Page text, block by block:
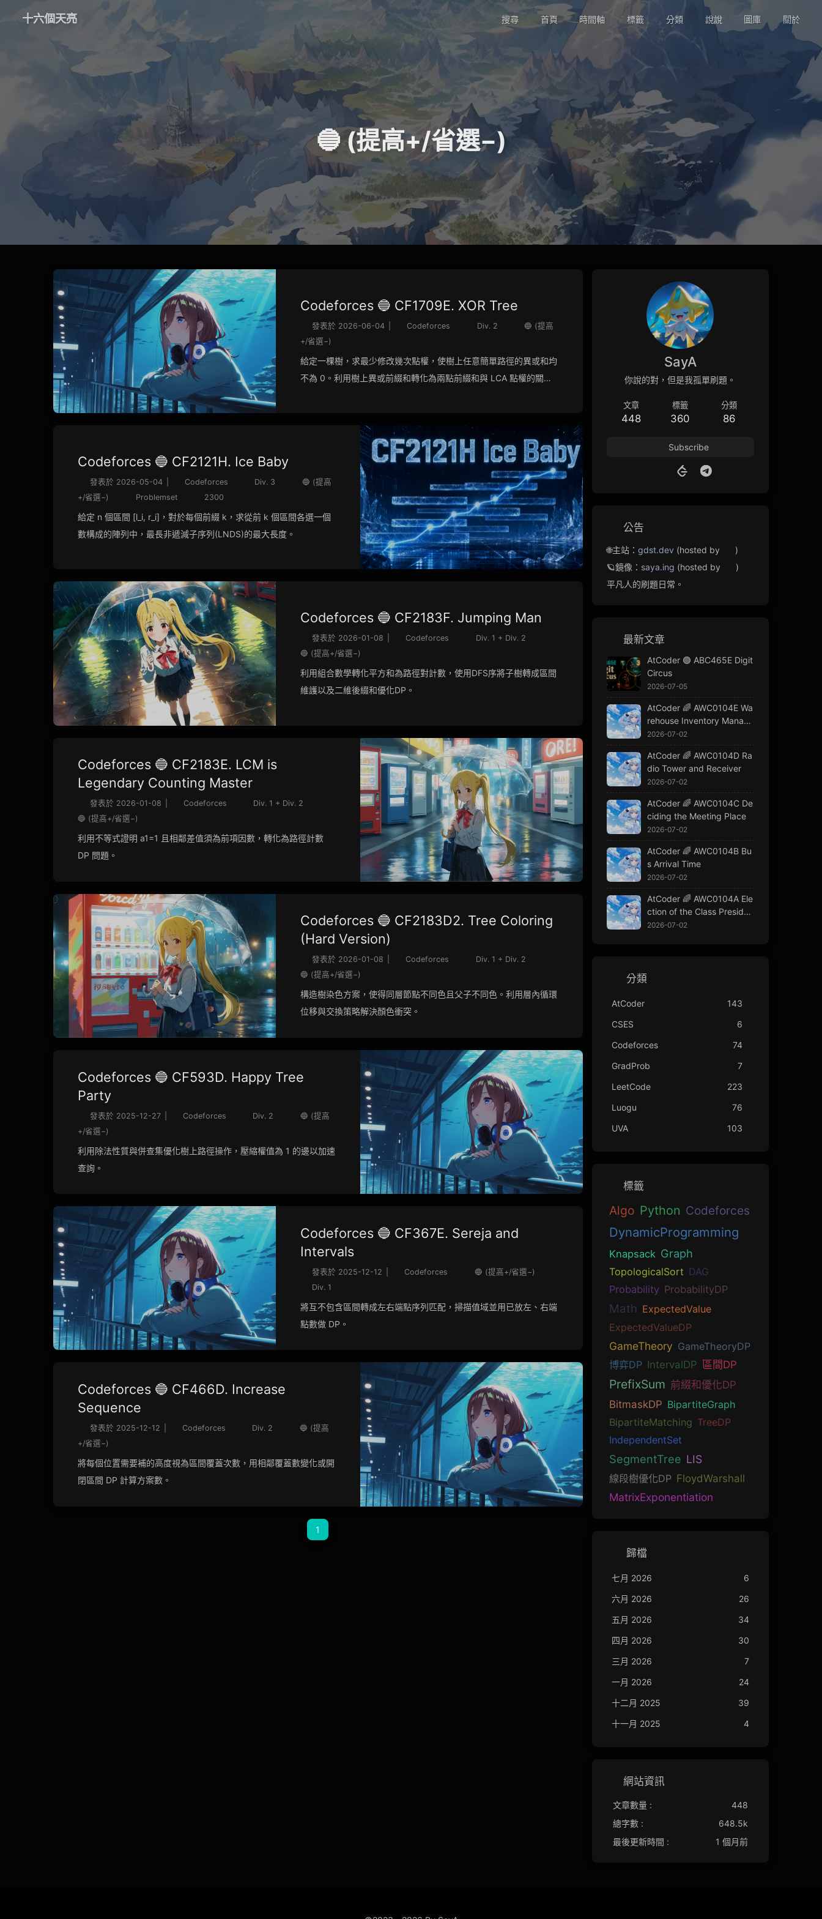
十六個天亮 搜尋 首頁 時間軸 標籤 分類 說說 圖庫 關於
🔵 (提高+/省選−)
Codeforces 🔵 CF1709E. XOR Tree
發表於 2026-06-04 Codeforces Div. 2
🔵 (提高
+/省選−)
給定一棵樹，求最少修改幾次點權，使樹上任意簡單路徑的異或和均
不為 0。利用樹上異或前綴和轉化為兩點前綴和與 LCA 點權的關
Codeforces 🔵 CF2121H. Ice Baby
發表於 2026-05-04 Codeforces Div. 3
🔵 (提高
+/省選−)
Problemset 2300
給定 n 個區間 [l_i, r_i]，對於每個前綴 k，求從前 k 個區間各選一個
數構成的陣列中，最長非遞減子序列(LNDS)的最大長度。
Codeforces 🔵 CF2183F. Jumping Man
發表於 2026-01-08 Codeforces
Div. 1 + Div. 2
🔵 (提高+/省選−)
利用組合數學轉化平方和為路徑對計數，使用DFS序將子樹轉成區間
維護以及二維後綴和優化DP。
Codeforces 🔵 CF2183E. LCM is
Legendary Counting Master
發表於 2026-01-08 Codeforces
Div. 1 + Div. 2
🔵 (提高+/省選−)
利用不等式證明 a1=1 且相鄰差值須為前項因數，轉化為路徑計數
DP 問題。
Codeforces 🔵 CF2183D2. Tree Coloring
(Hard Version)
發表於 2026-01-08 Codeforces
Div. 1 + Div. 2
🔵 (提高+/省選−)
構造樹染色方案，使得同層節點不同色且父子不同色。利用層內循環
位移與交換策略解決顏色衝突。
Codeforces 🔵 CF593D. Happy Tree
Party
發表於 2025-12-27 Codeforces Div. 2
🔵 (提高
+/省選−)
利用除法性質與併查集優化樹上路徑操作，壓縮權值為 1 的邊以加速
查詢。
Codeforces 🔵 CF367E. Sereja and
Intervals
發表於 2025-12-12 Codeforces
🔵 (提高+/省選−)
Div. 1
將互不包含區間轉成左右端點序列匹配，掃描值域並用已放左、右端
點數做 DP。
Codeforces 🔵 CF466D. Increase
Sequence
發表於 2025-12-12 Codeforces Div. 2
🔵 (提高
+/省選−)
將每個位置需要補的高度視為區間覆蓋次數，用相鄰覆蓋數變化或開
閉區間 DP 計算方案數。
1
SayA
你說的對，但是我孤單刷題。
文章
448
標籤
360
分類
86
Subscribe
公告
🌐主站： gdst.dev (hosted by
)
🪐鏡像： saya.ing (hosted by
)
平凡人的刷題日常。
最新文章
AtCoder 🟢 ABC465E Digit
Circus
2026-07-05
AtCoder 🌈 AWC0104E Wa
rehouse Inventory Manage
ment
2026-07-02
AtCoder 🌈 AWC0104D Ra
dio Tower and Receiver
2026-07-02
AtCoder 🌈 AWC0104C De
ciding the Meeting Place
2026-07-02
AtCoder 🌈 AWC0104B Bu
s Arrival Time
2026-07-02
AtCoder 🌈 AWC0104A Ele
ction of the Class Presiden
t2026-07-02
分類
AtCoder
143
CSES
6
Codeforces
74
GradProb
7
LeetCode
223
Luogu
76
UVA
103
標籤
Algo Python Codeforces
DynamicProgramming
Knapsack Graph
TopologicalSort DAG
Probability ProbabilityDP
Math ExpectedValue
ExpectedValueDP
GameTheory GameTheoryDP
博弈DP IntervalDP 區間DP
PrefixSum 前綴和優化DP
BitmaskDP BipartiteGraph
BipartiteMatching TreeDP
IndependentSet
SegmentTree LIS
線段樹優化DP FloydWarshall
MatrixExponentiation
歸檔
七月 2026
6
六月 2026
26
五月 2026
34
四月 2026
30
三月 2026
7
一月 2026
24
十二月 2025
39
十一月 2025
4
網站資訊
文章數量 :
448
總字數 :
648.5k
最後更新時間 :
1 個月前